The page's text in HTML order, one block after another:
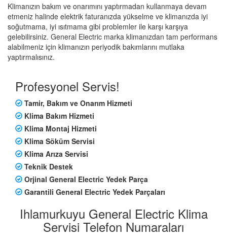
Klimanızın bakım ve onarımını yaptırmadan kullanmaya devam
etmeniz halinde elektrik faturanızda yükselme ve klimanızda iyi
soğutmama, iyi ısıtmama gibi problemler ile karşı karşıya
gelebilirsiniz. General Electric marka klimanızdan tam performans
alabilmeniz için klimanızın periyodik bakımlarını mutlaka
yaptırmalısınız.
Profesyonel Servis!
Tamir, Bakım ve Onarım Hizmeti
Klima Bakım Hizmeti
Klima Montaj Hizmeti
Klima Söküm Servisi
Klima Arıza Servisi
Teknik Destek
Orjinal General Electric Yedek Parça
Garantili General Electric Yedek Parçaları
Ihlamurkuyu General Electric Klima
Servisi Telefon Numaraları